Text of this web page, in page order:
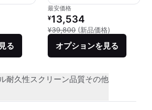
る
最安価格
リファービッシュ品の価格：
¥13,534
¥39,800 (新品価格)
オプションを見る
耐久性スクリーン品質その他